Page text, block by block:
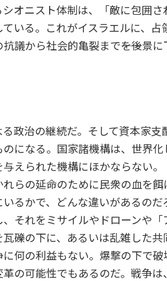
オニスト体制は、「敵に包囲
いる。これがイスラエルに、
抗議から社会的亀裂まで――を後
政治の継続だ。そして資本家
になる。国家諸機構は、世界
えられた機構にほかならない。
らの延命のために民衆の血を
いるかで、どんな違いがあるの
それをミサイルやドローンや
礫の下に、あるいは乱雑した共
何の利益もない。爆撃の下で
の可能性でもあるのだ。戦争